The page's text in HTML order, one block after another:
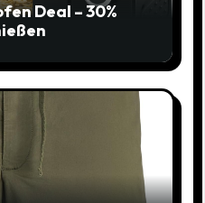
Deal – 30%